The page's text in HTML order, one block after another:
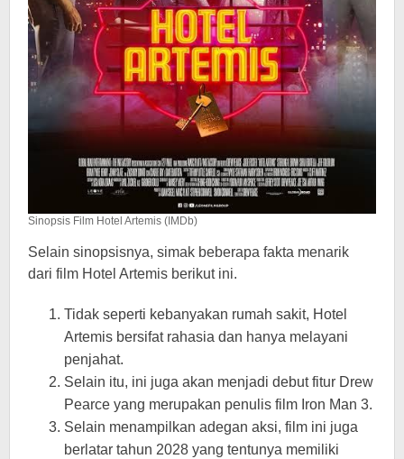
Sinopsis Film Hotel Artemis (IMDb)
Selain sinopsisnya, simak beberapa fakta menarik
dari film Hotel Artemis berikut ini.
Tidak seperti kebanyakan rumah sakit, Hotel
Artemis bersifat rahasia dan hanya melayani
penjahat.
Selain itu, ini juga akan menjadi debut fitur Drew
Pearce yang merupakan penulis film Iron Man 3.
Selain menampilkan adegan aksi, film ini juga
berlatar tahun 2028 yang tentunya memiliki